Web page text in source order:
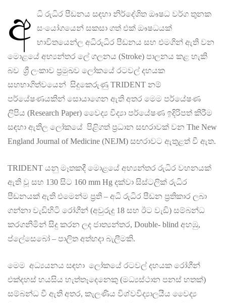
අ
ධි රුධිර පීඩනය සඳහා නිර්දේශිත ඖෂධ වර්ග තුනක
සංයෝගයෙන් සකසා ගත් එක් ඖෂධයක්
භාවිතයෙන්ල අධිරුධිර පීඩනය සහ එමගින් ඇති වන
මොළයේ අභ්‍යන්තර ලේ ගලනය (Stroke) පාලනය කළ හැකි
බව ශ්‍රී ලංකාව ප්‍රමුඛව ලෝකයේ රටවල් දහයක
සහභාගිත්වයෙන් සිදුකෙරුණු TRIDENT නම්
පර්යේෂණයකින් සොයාගෙන ඇති අතර මෙම පර්යේෂණ
ලිපිය (Research Paper) වෛද්‍ය විද්‍යා පර්යේෂණ ඉදිරිපත් කිරීම
සඳහා ඇතිල ලෝකයේ පිළිගත් ප්‍රධාන සඟරාවක් වන The New
England Journal of Medicine (NEJM) සඟරාවට ඇතුළත් වී ඇත.
TRIDENT යනු මෑතකදී මොළයේ අභ්‍යන්තර රුධිර වහනයක්
ඇති වූ සහ 130 සිට 160 mm Hg දක්වා සිස්ටලික් රුධිර
පීඩනයක් ඇති එමෙන්ම ප්‍රති – අධි රුධිර පීඩන ප්‍රතිකාර ලබා
ගන්නා වැඩිහිටි රෝගීන් (අවුරුදු 18 සහ ඊට වැඩි) සම්බන්ධ
කරගනිමින් සිදු කරන ලද ජාත්‍යන්තර, Double- blind අහඹු,
ප්ලේසෙබෝ – පාලිත අත්හදා බැලීමකි.
මෙම අධ්‍යයනය සඳහා ලෝකයේ රටවල් දහයක රෝගීන්
එක්දහස් හයසිය හැත්තෑදෙනෙකු (මධ්‍යස්ථාන පනස් හතක්)
සම්බන්ධ වී ඇති අතර, කැලණිය විශ්වවිද්‍යාලයීය වෛද්‍ය